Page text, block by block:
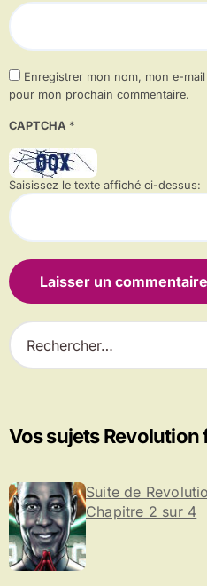
Enregistrer mon nom, mon e-
pour mon prochain commentaire.
CAPTCHA *
Saisissez le texte affiché ci-dessus:
R
e
r
c
e
r
:
Vos sujets Revolution
Suite de
Chapitre 2 sur 4